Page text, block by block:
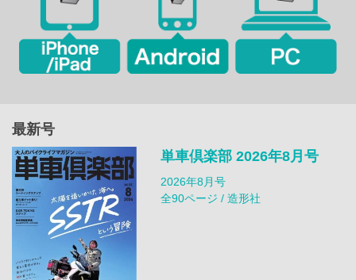
最新号
単車倶楽部 2026年8月号
2026年8月号
全90ページ / 造形社